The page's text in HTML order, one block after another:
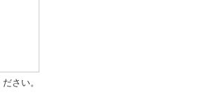
さい。